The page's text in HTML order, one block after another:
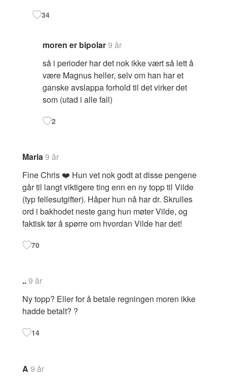
34
moren er bipolar9 år
så i perioder har det nok ikke vært så lett å
være Magnus heller, selv om han har et
ganske avslappa forhold til det virker det
som (utad i alle fall)
2
Maria9 år
Fine Chris ❤️ Hun vet nok godt at disse pengene
går til langt viktigere ting enn en ny topp til Vilde
(typ fellesutgifter). Håper hun nå har dr. Skrulles
ord i bakhodet neste gang hun møter Vilde, og
faktisk tør å spørre om hvordan Vilde har det!
70
..9 år
Ny topp? Eller for å betale regningen moren ikke
hadde betalt? ?
14
A 9 år